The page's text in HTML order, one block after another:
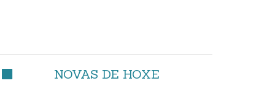
NOVAS DE HOXE